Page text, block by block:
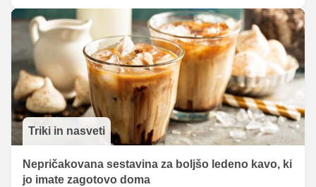
Triki in nasveti
Nepričakovana sestavina za boljšo ledeno kavo, ki
jo imate zagotovo doma